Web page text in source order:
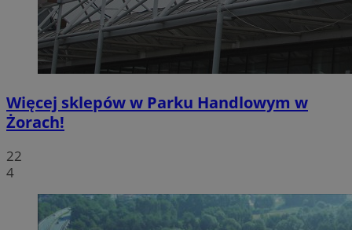
Więcej sklepów w Parku Handlowym w
Żorach!
22
4